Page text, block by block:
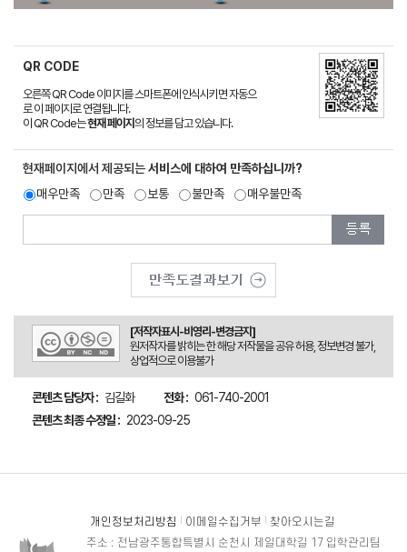
QR CODE
오른쪽 QR Code 이미지를 스마트폰에 인식시키면 자동으
로 이 페이지로 연결됩니다.
이 QR Code는현재 페이지의 정보를 담고 있습니다.
현재페이지에서 제공되는서비스에 대하여 만족하십니까?
매우만족
만족 보통 불만족 매우불만족
[저작자표시-비영리-변경금지]
원저작자를 밝히는 한 해당 저작물을 공유 허용, 정보변경 불가,
상업적으로 이용불가
콘텐츠 담당자 : 김길화 전화 : 061-740-2001
콘텐츠 최종 수정일 : 2023-09-25
개인정보처리방침 이메일수집거부
찾아오시는길
주소 : 전남광주통합특별시 순천시 제일대학길 17 입학관리팀